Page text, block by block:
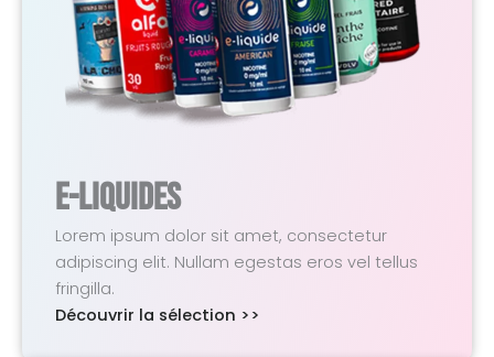
E-Liquides
Lorem ipsum dolor sit amet, consectetur
adipiscing elit. Nullam egestas eros vel tellus
fringilla.
Découvrir la sélection >>